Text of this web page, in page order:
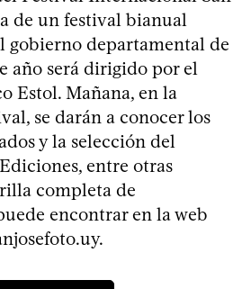
de un festival bianual
gobierno departamental de
año será dirigido por el
Estol. Mañana, en la
se darán a conocer los
y la selección del
entre otras
completa de
encontrar en la web